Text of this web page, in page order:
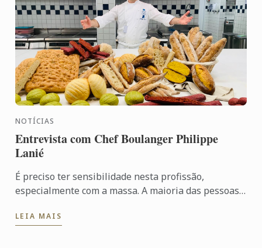
NOTÍCIAS
Entrevista com Chef Boulanger Philippe
Lanié
É preciso ter sensibilidade nesta profissão,
especialmente com a massa. A maioria das pessoas
compraram com a ...
LEIA MAIS